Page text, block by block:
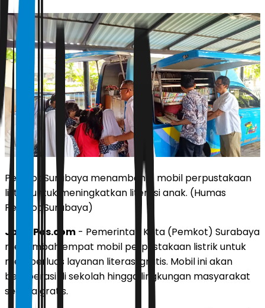
Pemkot Surabaya menambah 4 mobil perpustakaan
listrik untuk meningkatkan literasi anak. (Humas
Pemkot Surabaya)
JawaPos.com - Pemerintah Kota (Pemkot) Surabaya
menambah empat mobil perpustakaan listrik untuk
memperluas layanan literasi gratis. Mobil ini akan
beroperasi di sekolah hingga lingkungan masyarakat
secara gratis.